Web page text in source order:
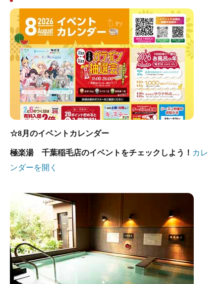
☆8月のイベントカレンダー
極楽湯 千葉稲毛店のイベントをチェックしよう！ カレ
ンダーを開く